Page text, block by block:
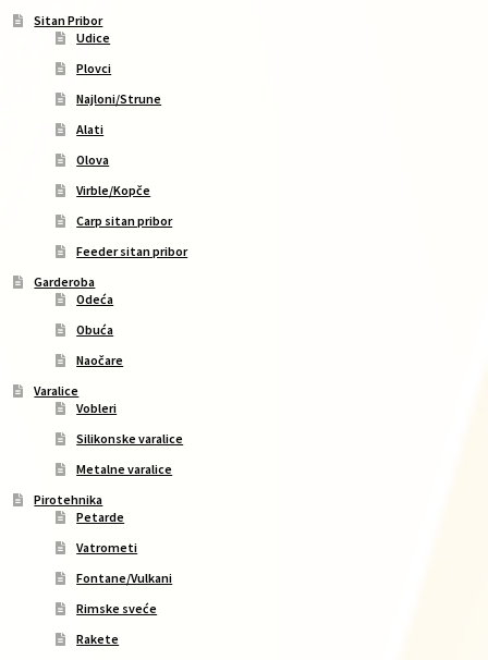
Sitan Pribor
Udice
Plovci
Najloni/Strune
Alati
Olova
Virble/Kopče
Carp sitan pribor
Feeder sitan pribor
Garderoba
Odeća
Obuća
Naočare
Varalice
Vobleri
Silikonske varalice
Metalne varalice
Pirotehnika
Petarde
Vatrometi
Fontane/Vulkani
Rimske sveće
Rakete